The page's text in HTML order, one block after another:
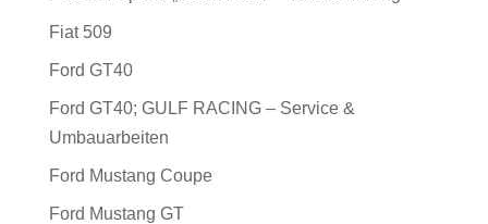
Fiat 509
Ford GT40
Ford GT40; GULF RACING – Service &
Umbauarbeiten
Ford Mustang Coupe
Ford Mustang GT